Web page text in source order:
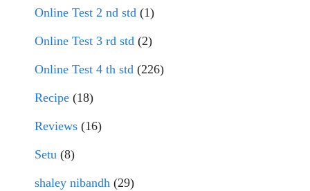
Online Test 2 nd std (1)
Online Test 3 rd std (2)
Online Test 4 th std (226)
Recipe (18)
Reviews (16)
Setu (8)
shaley nibandh (29)